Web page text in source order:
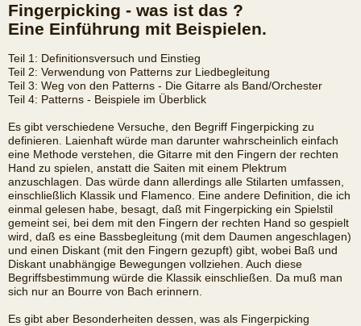
Fingerpicking - was ist das ?
Eine Einführung mit Beispielen.
Teil 1: Definitionsversuch und Einstieg
Teil 2: Verwendung von Patterns zur Liedbegleitung
Teil 3: Weg von den Patterns - Die Gitarre als Band/Orchester
Teil 4: Patterns - Beispiele im Überblick
Es gibt verschiedene Versuche, den Begriff Fingerpicking zu
definieren. Laienhaft würde man darunter wahrscheinlich einfach
eine Methode verstehen, die Gitarre mit den Fingern der rechten
Hand zu spielen, anstatt die Saiten mit einem Plektrum
anzuschlagen. Das würde dann allerdings alle Stilarten umfassen,
einschließlich Klassik und Flamenco. Eine andere Definition, die ich
einmal gelesen habe, besagt, daß mit Fingerpicking ein Spielstil
gemeint sei, bei dem mit den Fingern der rechten Hand so gespielt
wird, daß es eine Bassbegleitung (mit dem Daumen angeschlagen)
und einen Diskant (mit den Fingern gezupft) gibt, wobei Baß und
Diskant unabhängige Bewegungen vollziehen. Auch diese
Begriffsbestimmung würde die Klassik einschließen. Da muß man
sich nur an Bourre von Bach erinnern.
Es gibt aber Besonderheiten dessen, was als Fingerpicking